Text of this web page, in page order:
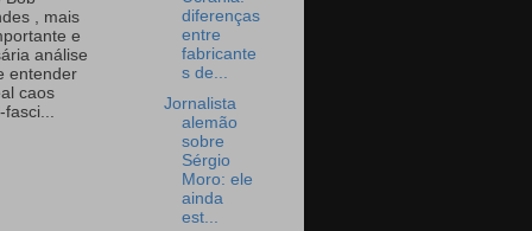
, mais
e
análise
entender
caos
diferenças
entre
fabricante
s de...
Jornalista
alemão
sobre
Sérgio
Moro: ele
ainda
est...